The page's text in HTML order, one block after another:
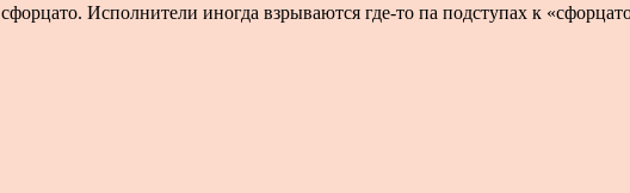
Исполнители иногда взрываются где-то па подступах к